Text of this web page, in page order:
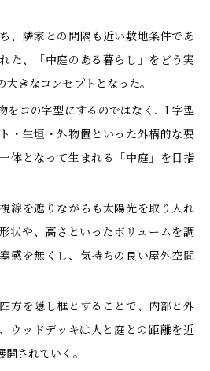
、隣家との間隔も近い敷地条件であ
た、「中庭のある暮らし」をどう実
きなコンセプトとなった。
をコの字型にするのではなく、L字型
・生垣・外物置といった外構的な要
体となって生まれる「中庭」を目指
線を遮りながらも太陽光を取り入れ
状や、高さといったボリュームを調
感を無くし、気持ちの良い屋外空間
方を隠し框とすることで、内部と外
ウッドデッキは人と庭との距離を近
されていく。